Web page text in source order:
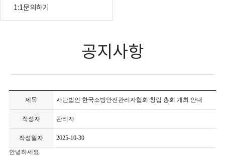
1:1문의하기
공지사항
제목 사단법인 한국소방안전관리자협회 창립 총회 개최 안내
작성자 관리자
작성일자
2025-10-30
안녕하세요.